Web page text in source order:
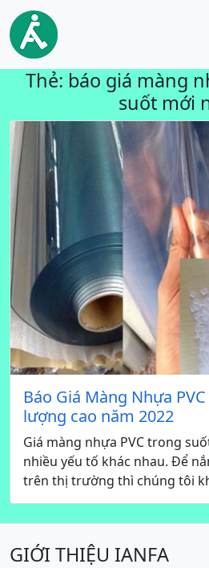
Thẻ: báo giá màng
suốt mới
Báo Giá Màng Nhựa
lượng cao năm 2022
Giá màng nhựa PVC trong
nhiều yếu tố khác nhau. Để
trên thị trường thì chúng tôi
GIỚI THIỆU IANFA